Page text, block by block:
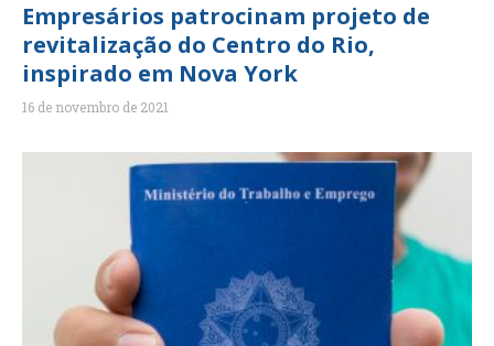
Empresários patrocinam projeto de
revitalização do Centro do Rio,
inspirado em Nova York
16 de novembro de 2021